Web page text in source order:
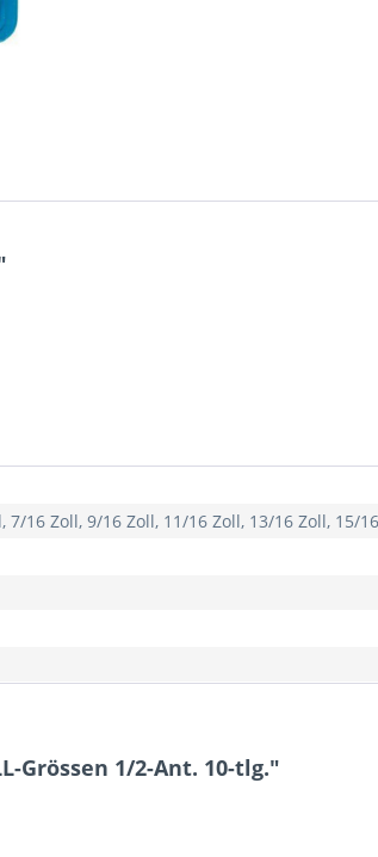
16 Zoll, 9/16 Zoll, 11/16 Zoll, 13/16 Zoll, 15/
Grössen 1/2-Ant. 10-tlg."